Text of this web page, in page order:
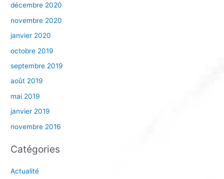
décembre 2020
novembre 2020
janvier 2020
octobre 2019
septembre 2019
août 2019
mai 2019
janvier 2019
novembre 2016
Catégories
Actualité